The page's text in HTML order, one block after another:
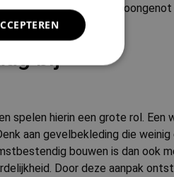
in duurzaam woongenot
bij
spelen hierin een grote rol. Een
aan gevelbekleding die weinig
bouwen is dan ook
Door deze aanpak
en